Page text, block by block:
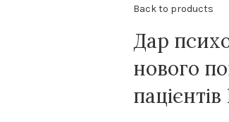
Back to products
Дар
нового